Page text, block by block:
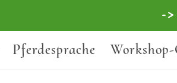
-
Pferdesprache